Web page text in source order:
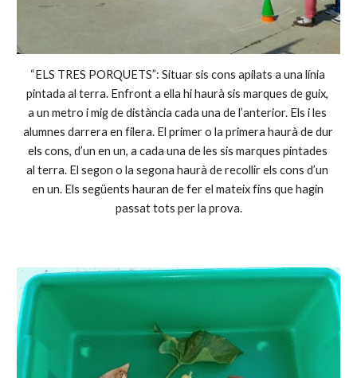
“ELS TRES PORQUETS”: Situar sis cons apilats a una línia
pintada al terra. Enfront a ella hi haurà sis marques de guix,
a un metro i mig de distància cada una de l’anterior. Els i les
alumnes darrera en filera. El primer o la primera haurà de dur
els cons, d’un en un, a cada una de les sis marques pintades
al terra. El segon o la segona haurà de recollir els cons d’un
en un. Els següents hauran de fer el mateix fins que hagin
passat tots per la prova.